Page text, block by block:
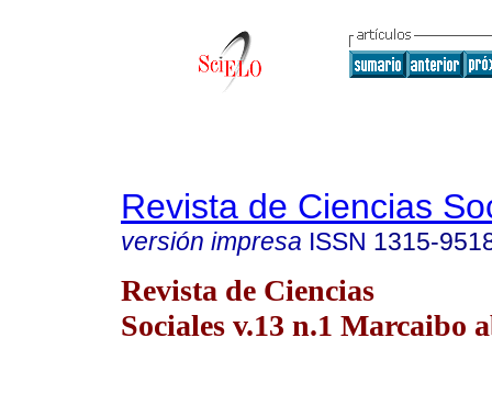
Revista de Ciencias
versión impresa ISSN 1315-
Revista de Ciencias
Sociales v.13 n.1 Marcaibo